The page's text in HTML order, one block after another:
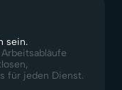
sein.
für jeden Dienst.